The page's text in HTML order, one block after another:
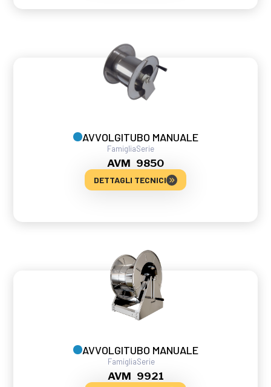
AVVOLGITUBO MANUALE
Famiglia
AVM
Serie
9850
DETTAGLI TECNICI
AVVOLGITUBO MANUALE
Famiglia
AVM
Serie
9921